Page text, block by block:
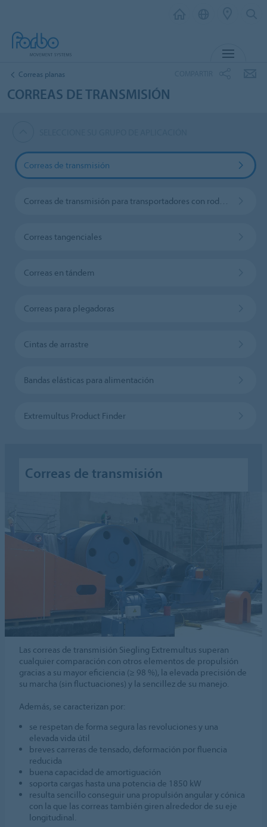
Correas planas
CORREAS DE TRANSMISIÓN
Correas de transmisión
Correas tangenciales
Correas en tándem
Correas para plegadoras
Cintas de arrastre
Bandas elásticas para alimentación
Extremultus Product Finder
Correas de transmisión
Las correas de transmisión Siegling Extremultus superan
cualquier comparación con otros elementos de propulsión
gracias a su mayor eficiencia (≥ 98 %), la elevada precisión de
su marcha (sin fluctuaciones) y la sencillez de su manejo.
Además, se caracterizan por:
se respetan de forma segura las revoluciones y una
elevada vida útil
breves carreras de tensado, deformación por fluencia
reducida
buena capacidad de amortiguación
soporta cargas hasta una potencia de 1850 kW
resulta sencillo conseguir una propulsión angular y cónica
con la que las correas también giren alrededor de su eje
longitudinal.